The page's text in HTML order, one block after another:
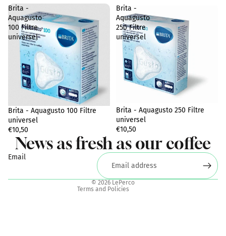
Brita -
Aquagusto
100 Filtre
universel
Brita - Aquagusto 100 Filtre
universel
€10,50
Brita -
Aquagusto
250 Filtre
universel
Brita - Aquagusto 250 Filtre
universel
€10,50
News as fresh as our coffee
Email
© 2026 LePerco
Terms and Policies
Privacy policy
Terms of sale
Legal notice
Terms of service
Contact information